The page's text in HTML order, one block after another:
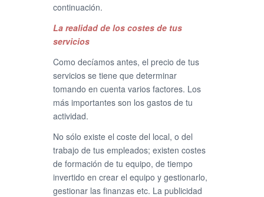
continuación.
La realidad de los costes de tus
servicios
Como decíamos antes, el precio de tus
servicios se tiene que determinar
tomando en cuenta varios factores. Los
más importantes son los gastos de tu
actividad.
No sólo existe el coste del local, o del
trabajo de tus empleados; existen costes
de formación de tu equipo, de tiempo
invertido en crear el equipo y gestionarlo,
gestionar las finanzas etc. La publicidad